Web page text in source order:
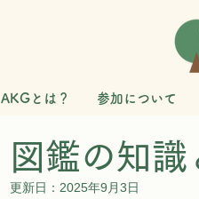
AKGとは？ 参加について
図鑑の知
更新日： 2025年9月3日